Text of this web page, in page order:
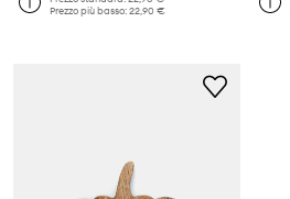
Prezzo più basso:22,90 €